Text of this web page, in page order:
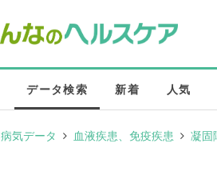
データ検索 新着 人気
病気データ 血液疾患、免疫疾患 凝固